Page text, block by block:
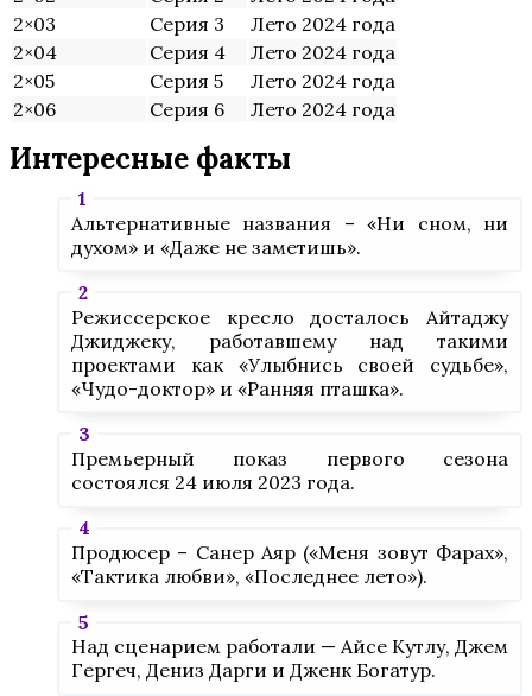
2×03
Серия 3
Лето 2024 года
2×04
Серия 4
Лето 2024 года
2×05
Серия 5
Лето 2024 года
2×06
Серия 6 Лето 2024 года
Интересные факты
Альтернативные названия – «Ни сном, ни
духом» и «Даже не заметишь».
Режиссерское кресло досталось Айтаджу
Джиджеку, работавшему над такими
проектами как «Улыбнись своей судьбе»,
«Чудо-доктор» и «Ранняя пташка».
Премьерный показ первого сезона
состоялся 24 июля 2023 года.
Продюсер – Санер Аяр («Меня зовут Фарах»,
«Тактика любви», «Последнее лето»).
Над сценарием работали — Айсе Кутлу, Джем
Гергеч, Дениз Дарги и Дженк Богатур.